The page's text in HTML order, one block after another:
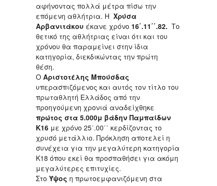
αφήνοντας πολλά μέτρα πίσω την
επόμενη αθλήτρια. Η Χρύσα
Αρβανιτάκου έκανε χρόνο 16΄.11΄΄.82. Το
θετικό της αθλήτριας είναι ότι και του
χρόνου θα παραμείνει στην ίδια
κατηγορία, διεκδικώντας την πρώτη
θέση.
Ο Αριστοτέλης Μπούσδας
υπερασπιζόμενος και αυτός τον τίτλο του
πρωταθλητή Ελλάδος από την
προηγούμενη χρονιά αναδείχθηκε
πρώτος στα 5.000μ βάδην Παμπαίδων
Κ16 με χρόνο 25΄.00΄΄ κερδίζοντας το
χρυσό μετάλλιο. Πρόκληση αποτελεί η
συνέχεια για την μεγαλύτερη κατηγορία
Κ18 όπου εκεί θα προσπαθήσει για ακόμη
μεγαλύτερες επιτυχίες.
Στο Ύψος η πρωτοεμφανιζόμενη στα